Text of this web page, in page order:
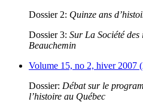
Dossier 2: Quinze ans
Dossier 3: Sur La Société des
Beauchemin
Volume 15, no 2, hiver 2007
Dossier: Débat sur le
l’histoire au Québec